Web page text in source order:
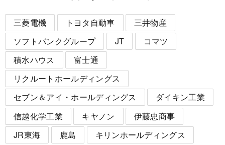
三菱電機 トヨタ自動車
三井物産
ソフトバンクグループ
JT
コマツ
積水ハウス
富士通
リクルートホールディングス
セブン＆アイ・ホールディングス
ダイキン工業
信越化学工業
キヤノン
伊藤忠商事
JR東海
鹿島
キリンホールディングス